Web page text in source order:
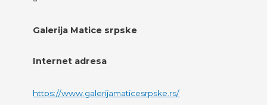
Galerija Matice srpske
Internet adresa
https://www.galerijamaticesrpske.rs/